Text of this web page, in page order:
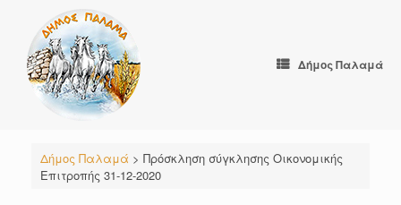
content
Δήμος Παλαμά
Δήμος Παλαμά > Πρόσκληση σύγκλησης Οικονομικής
Επιτροπής 31-12-2020